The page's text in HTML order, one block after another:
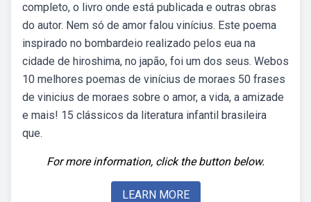
completo, o livro onde está publicada e outras obras
do autor. Nem só de amor falou vinícius. Este poema
inspirado no bombardeio realizado pelos eua na
cidade de hiroshima, no japão, foi um dos seus. Webos
10 melhores poemas de vinícius de moraes 50 frases
de vinicius de moraes sobre o amor, a vida, a amizade
e mais! 15 clássicos da literatura infantil brasileira
que.
For more information, click the button below.
LEARN MORE